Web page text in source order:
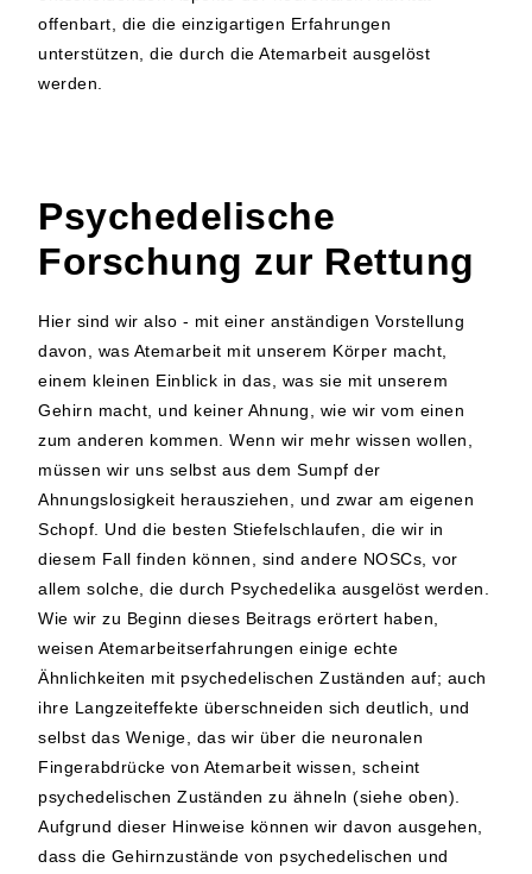
offenbart, die die einzigartigen Erfahrungen
unterstützen, die durch die Atemarbeit ausgelöst
werden.
Psychedelische
Forschung zur Rettung
Hier sind wir also - mit einer anständigen Vorstellung
davon, was Atemarbeit mit unserem Körper macht,
einem kleinen Einblick in das, was sie mit unserem
Gehirn macht, und keiner Ahnung, wie wir vom einen
zum anderen kommen. Wenn wir mehr wissen wollen,
müssen wir uns selbst aus dem Sumpf der
Ahnungslosigkeit herausziehen, und zwar am eigenen
Schopf. Und die besten Stiefelschlaufen, die wir in
diesem Fall finden können, sind andere NOSCs, vor
allem solche, die durch Psychedelika ausgelöst werden.
Wie wir zu Beginn dieses Beitrags erörtert haben,
weisen Atemarbeitserfahrungen einige echte
Ähnlichkeiten mit psychedelischen Zuständen auf; auch
ihre Langzeiteffekte überschneiden sich deutlich, und
selbst das Wenige, das wir über die neuronalen
Fingerabdrücke von Atemarbeit wissen, scheint
psychedelischen Zuständen zu ähneln (siehe oben).
Aufgrund dieser Hinweise können wir davon ausgehen,
dass die Gehirnzustände von psychedelischen und